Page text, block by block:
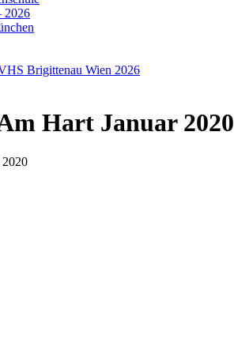
2026
Brigittenau Wien 2026
Hart Januar 2020
2020